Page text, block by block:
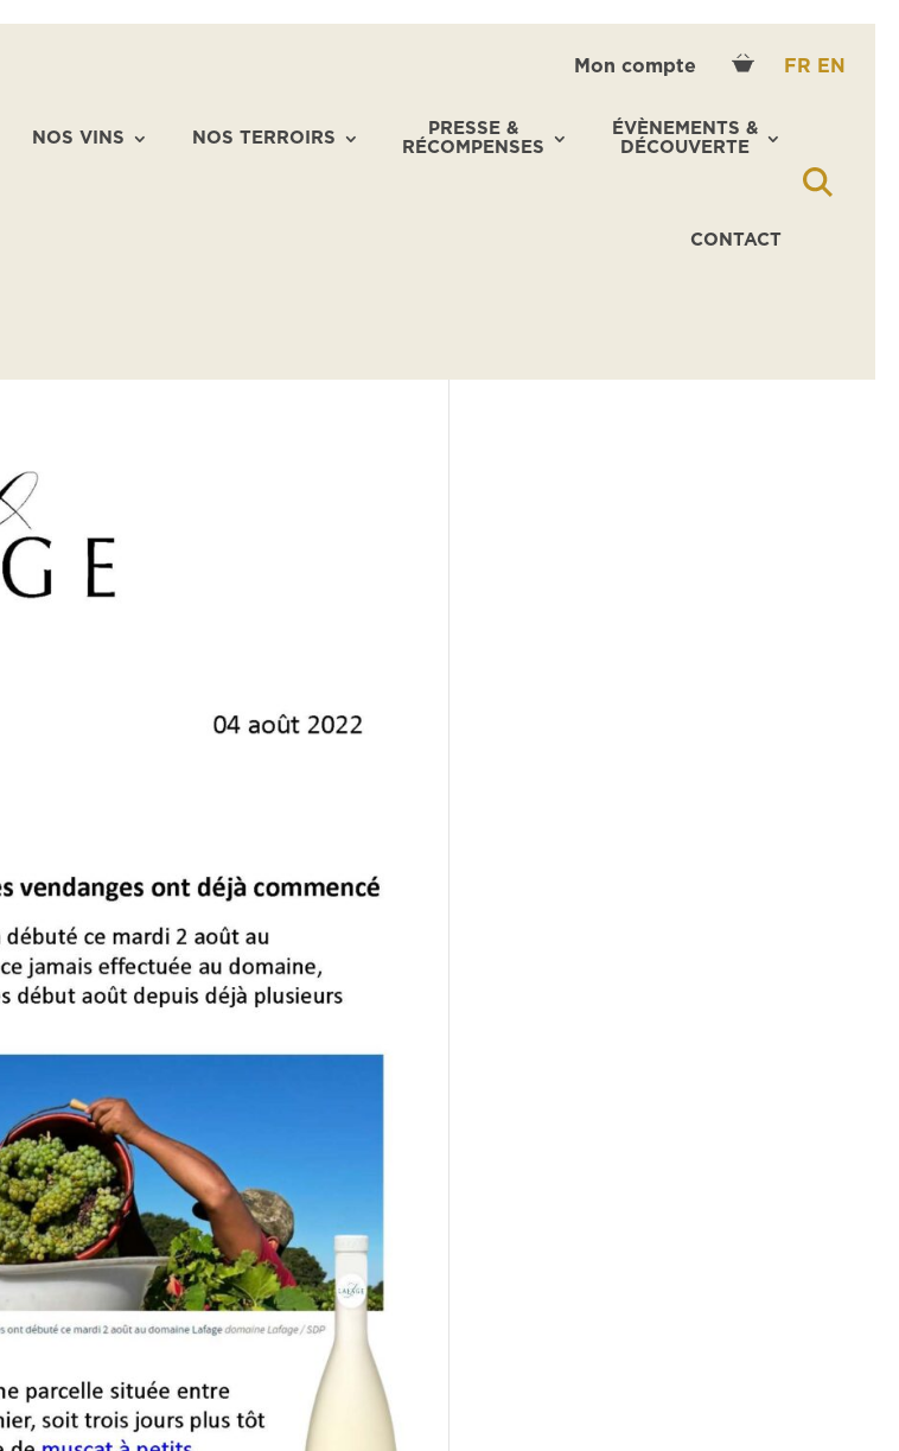
Mon compte FR EN
NOS VINS NOS TERROIRS
PRESSE &
RÉCOMPENSES
ÉVÈNEMENTS &
DÉCOUVERTE
CONTACT